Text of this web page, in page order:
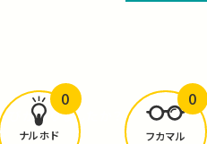
びがありましたか？
ナルホド
0
フカマル
0